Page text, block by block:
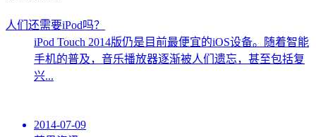
人们还需要iPod吗？
iPod Touch 2014版仍是目前最便宜的iOS设备。随着智能
手机的普及，音乐播放器逐渐被人们遗忘，甚至包括复
兴...
2014-07-09